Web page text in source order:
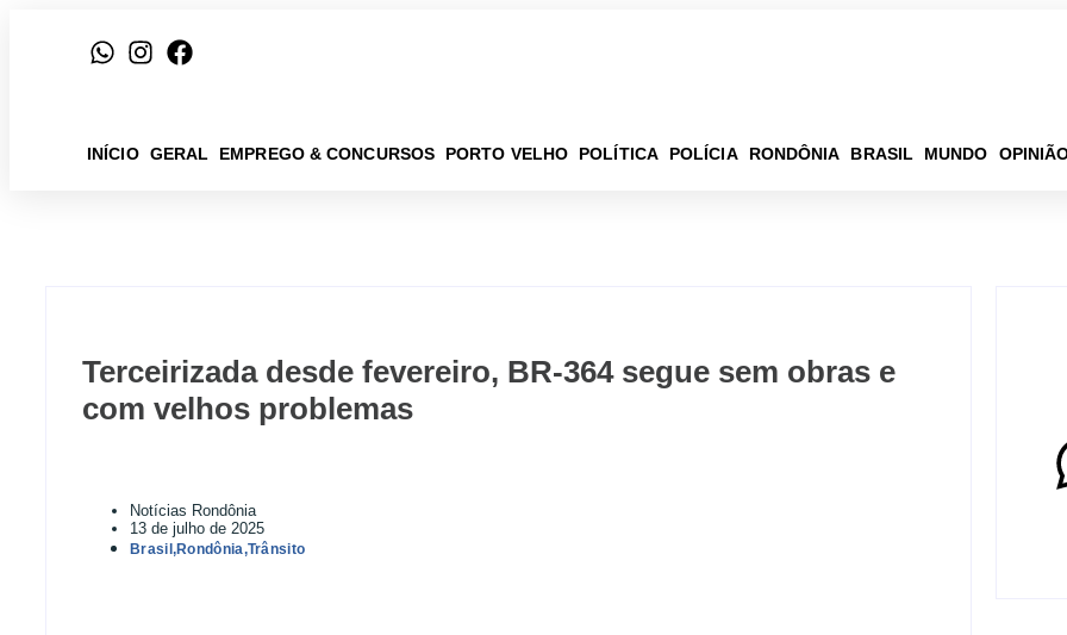
INÍCIO GERAL EMPREGO & CONCURSOS PORTO VELHO POLÍTICA POLÍCIA RONDÔNIA BRASIL MUNDO
Terceirizada desde fevereiro, BR-364 segue sem obras e
com velhos problemas
Notícias Rondônia
13 de julho de 2025
Brasil ,Rondônia,Trânsito